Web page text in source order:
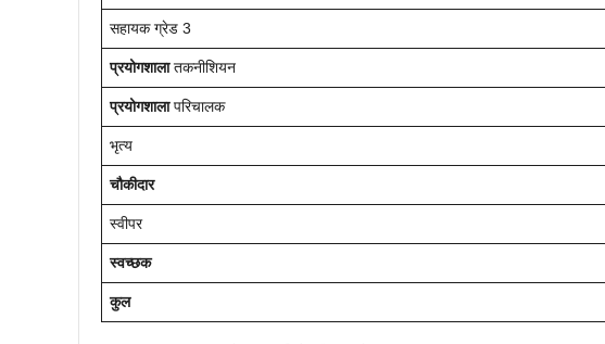
सहायक ग्रेड 3
प्रयोगशालातकनीशियन
प्रयोगशालापरिचालक
भृत्य
चौकीदार
स्वीपर
स्वच्छक
कुल